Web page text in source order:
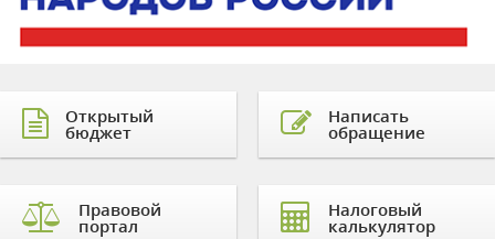
Открытый
бюджет
Правовой
портал
Написать
обращение
Налоговый
калькулятор